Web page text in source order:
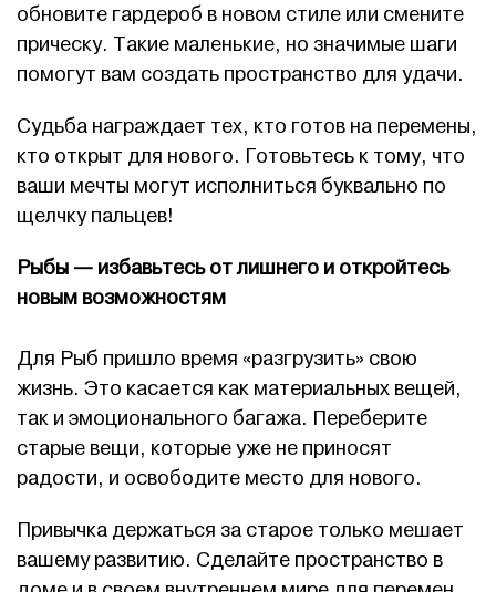
обновите гардероб в новом стиле или смените
прическу. Такие маленькие, но значимые шаги
помогут вам создать пространство для удачи.
Судьба награждает тех, кто готов на перемены,
кто открыт для нового. Готовьтесь к тому, что
ваши мечты могут исполниться буквально по
щелчку пальцев!
Рыбы — избавьтесь от лишнего и откройтесь
новым возможностям
Для Рыб пришло время «разгрузить» свою
жизнь. Это касается как материальных вещей,
так и эмоционального багажа. Переберите
старые вещи, которые уже не приносят
радости, и освободите место для нового.
Привычка держаться за старое только мешает
вашему развитию. Сделайте пространство в